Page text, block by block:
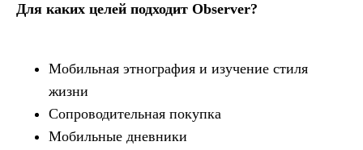
Для каких целей подходит Observer?
Мобильная этнография и изучение стиля
жизни
Сопроводительная покупка
Мобильные дневники